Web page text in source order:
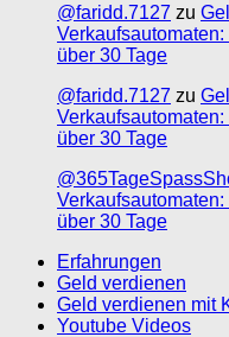
@faridd.7127 zu
über 30 Tage
@faridd.7127 zu
über 30 Tage
über 30 Tage
Erfahrungen
Geld verdienen
Geld verdienen mit
Youtube Videos